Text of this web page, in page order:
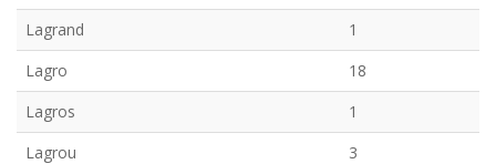
Lagrand
1
Lagro
18
Lagros
1
Lagrou
3